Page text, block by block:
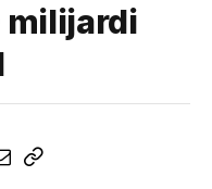
milijardi